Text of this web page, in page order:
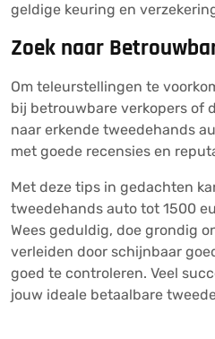
geldige keuring en
Zoek naar
Om teleurstellingen te
bij betrouwbare verkopers of
naar erkende tweedehands
met goede recensies en
Met deze tips in gedachten
tweedehands auto tot 1500
Wees geduldig, doe grondig
verleiden door schijnbaar
goed te controleren. Veel
jouw ideale betaalbare